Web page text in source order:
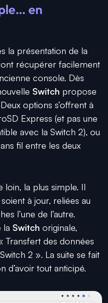
en
la présentation de la
récupérer facilement
console. Dès
Switch propose
options s’offrent à
Express (et pas une
avec la Switch 2), ou
fil entre les deux
loin, la plus simple. Il
à jour, reliées au
l’une de l’autre.
la Switch originale,
Transfert des données
2 ». La suite se fait
d’avoir tout anticipé.